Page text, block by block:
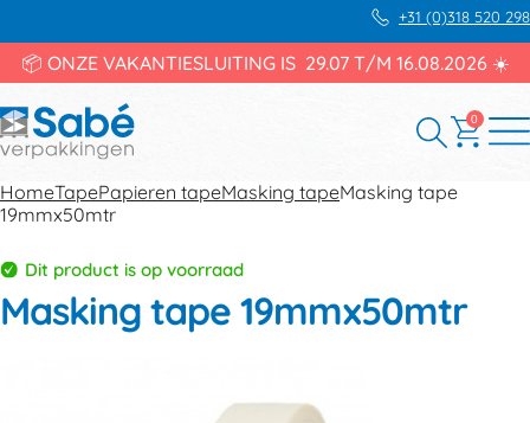
+31 (0)318 520 298
📦 ONZE VAKANTIESLUITING IS 29.07 T/M 16.08.2026 ☀️
0
HomeTapePapieren tapeMasking tapeMasking tape
19mmx50mtr
Dit product is op voorraad
Masking tape 19mmx50mtr